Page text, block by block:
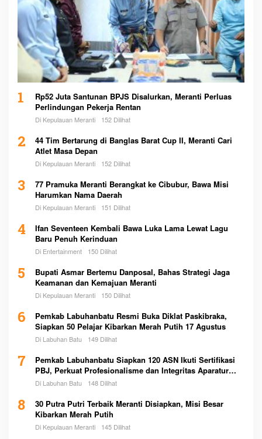
1
Rp52 Juta Santunan BPJS Disalurkan, Meranti Perluas
Perlindungan Pekerja Rentan
Di Kepulauan Meranti 152 Dilihat
2
44 Tim Bertarung di Banglas Barat Cup II, Meranti Cari
Atlet Masa Depan
Di Kepulauan Meranti 152 Dilihat
3
77 Pramuka Meranti Berangkat ke Cibubur, Bawa Misi
Harumkan Nama Daerah
Di Kepulauan Meranti 151 Dilihat
4
Ifan Seventeen Kembali Bawa Luka Lama Lewat Lagu
Baru Penuh Kerinduan
Di Entertainment 150 Dilihat
5
Bupati Asmar Bertemu Danposal, Bahas Strategi Jaga
Keamanan dan Kemajuan Meranti
Di Kepulauan Meranti 150 Dilihat
6
Pemkab Labuhanbatu Resmi Buka Diklat Paskibraka,
Siapkan 50 Pelajar Kibarkan Merah Putih 17 Agustus
Di Labuhan Batu 149 Dilihat
7
Pemkab Labuhanbatu Siapkan 120 ASN Ikuti Sertifikasi
PBJ, Perkuat Profesionalisme dan Integritas Aparatur
Pemerintah
Di Labuhan Batu 148 Dilihat
8
30 Putra Putri Terbaik Meranti Disiapkan, Misi Besar
Kibarkan Merah Putih
Di Kepulauan Meranti 145 Dilihat